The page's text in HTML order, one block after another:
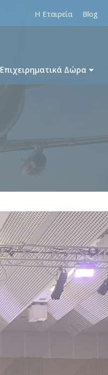
Η Εταιρεία Blog
Επιχειρηματικά Δώρα